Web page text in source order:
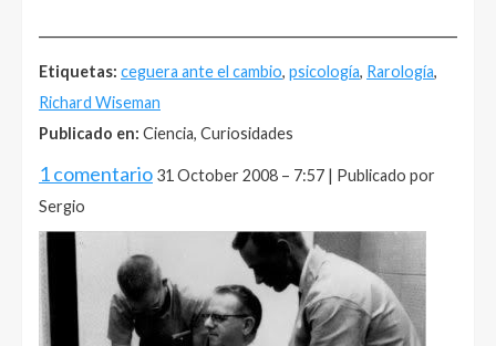
Etiquetas: ceguera ante el cambio, psicología, Rarología,
Richard Wiseman
Publicado en: Ciencia, Curiosidades
1 comentario 31 October 2008 – 7:57 | Publicado por
Sergio